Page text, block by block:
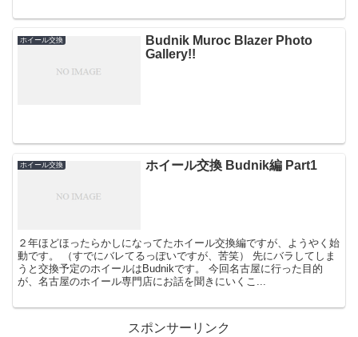
ホイール交換
Budnik Muroc Blazer Photo
Gallery!!
ホイール交換 ホイール交換 Budnik編 Part1
２年ほどほったらかしになってたホイール交換編ですが、ようやく始
動です。 （すでにバレてるっぽいですが、苦笑） 先にバラしてしま
うと交換予定のホイールはBudnikです。 今回名古屋に行った目的
が、名古屋のホイール専門店にお話を聞きにいくこ...
スポンサーリンク